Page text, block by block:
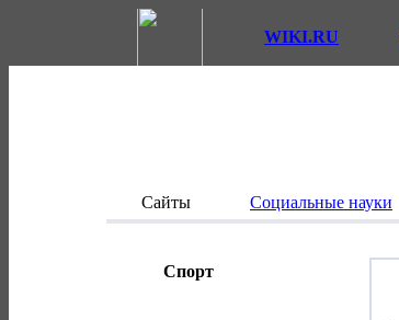
WIKI.RU
Сайты Социальные науки
Спорт